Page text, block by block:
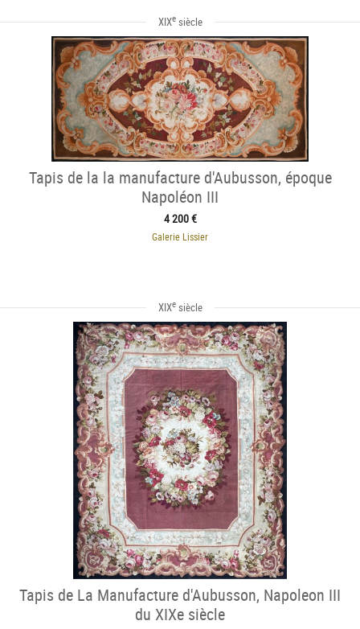
XIXesiècle
Tapis de la la manufacture d'Aubusson, époque
Napoléon III
4 200 €
Galerie Lissier
XIXesiècle
Tapis de La Manufacture d'Aubusson, Napoleon III
du XIXe siècle